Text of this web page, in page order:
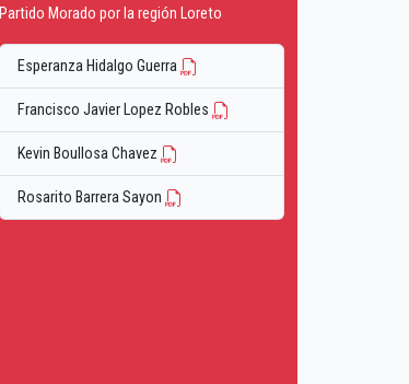
Partido Morado por la región Loreto
Esperanza Hidalgo Guerra
Francisco Javier Lopez Robles
Kevin Boullosa Chavez
Rosarito Barrera Sayon